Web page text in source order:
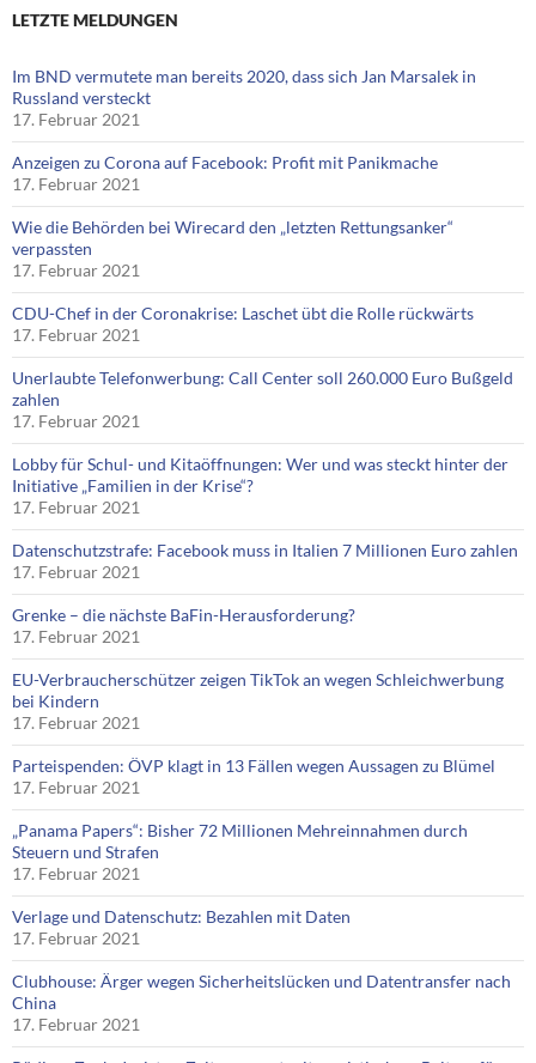
LETZTE MELDUNGEN
Im BND vermutete man bereits 2020, dass sich Jan Marsalek in
Russland versteckt
17. Februar 2021
Anzeigen zu Corona auf Facebook: Profit mit Panikmache
17. Februar 2021
Wie die Behörden bei Wirecard den „letzten Rettungsanker“
verpassten
17. Februar 2021
CDU-Chef in der Coronakrise: Laschet übt die Rolle rückwärts
17. Februar 2021
Unerlaubte Telefonwerbung: Call Center soll 260.000 Euro Bußgeld
zahlen
17. Februar 2021
Lobby für Schul- und Kitaöffnungen: Wer und was steckt hinter der
Initiative „Familien in der Krise“?
17. Februar 2021
Datenschutzstrafe: Facebook muss in Italien 7 Millionen Euro zahlen
17. Februar 2021
Grenke – die nächste BaFin-Herausforderung?
17. Februar 2021
EU-Verbraucherschützer zeigen TikTok an wegen Schleichwerbung
bei Kindern
17. Februar 2021
Parteispenden: ÖVP klagt in 13 Fällen wegen Aussagen zu Blümel
17. Februar 2021
„Panama Papers“: Bisher 72 Millionen Mehreinnahmen durch
Steuern und Strafen
17. Februar 2021
Verlage und Datenschutz: Bezahlen mit Daten
17. Februar 2021
Clubhouse: Ärger wegen Sicherheitslücken und Datentransfer nach
China
17. Februar 2021